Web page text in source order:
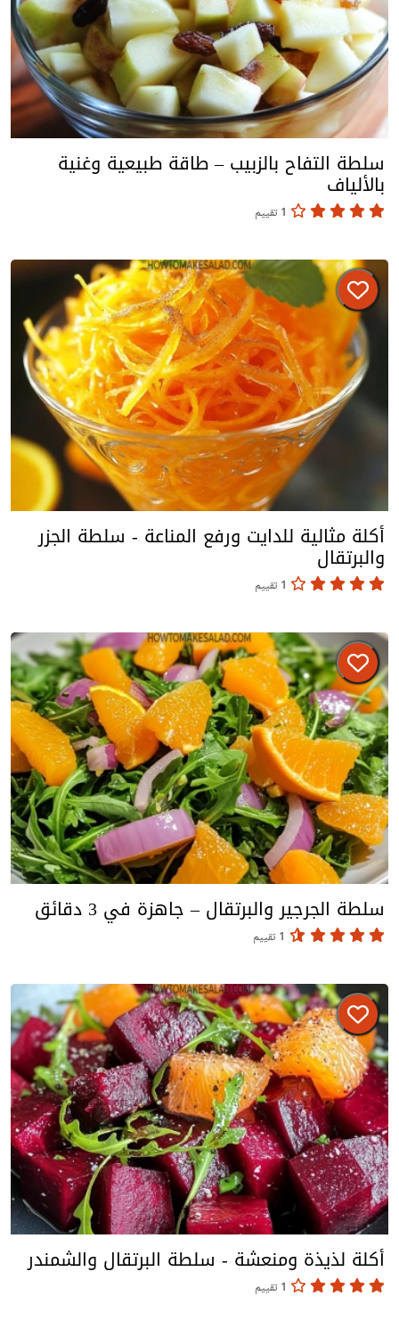
سلطة التفاح بالزبيب – طاقة طبيعية وغنية
بالألياف
1 تقييم
أكلة مثالية للدايت ورفع المناعة - سلطة الجزر
والبرتقال
1 تقييم
سلطة الجرجير والبرتقال – جاهزة في 3 دقائق
1 تقييم
أكلة لذيذة ومنعشة - سلطة البرتقال والشمندر
1 تقييم